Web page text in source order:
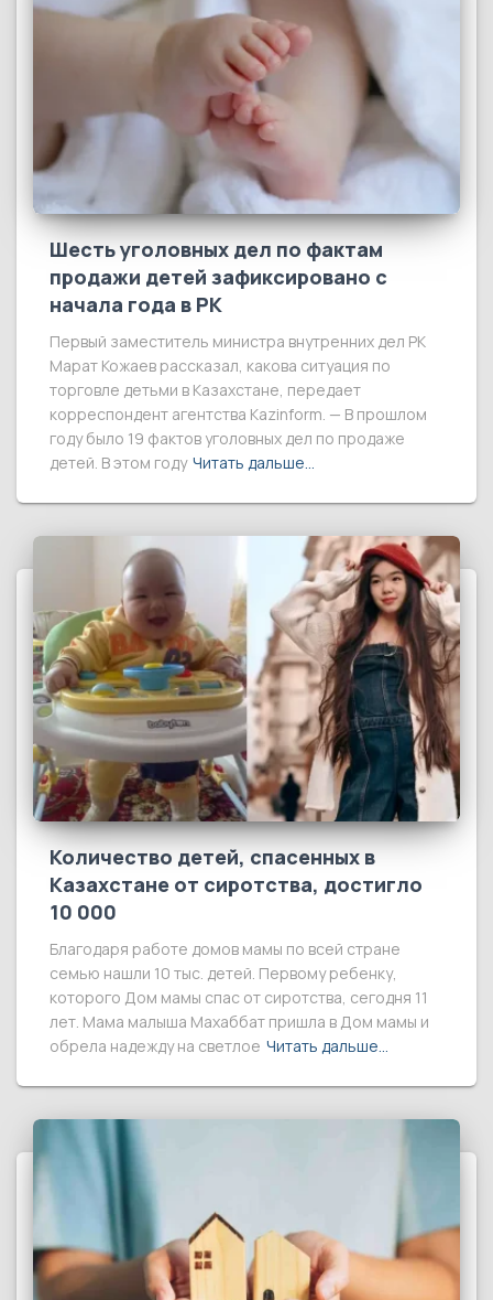
Шесть уголовных дел по фактам
продажи детей зафиксировано с
начала года в РК
Первый заместитель министра внутренних дел РК
Марат Кожаев рассказал, какова ситуация по
торговле детьми в Казахстане, передает
корреспондент агентства Kazinform. — В прошлом
году было 19 фактов уголовных дел по продаже
детей. В этом году Читать дальше…
Количество детей, спасенных в
Казахстане от сиротства, достигло
10 000
Благодаря работе домов мамы по всей стране
семью нашли 10 тыс. детей. Первому ребенку,
которого Дом мамы спас от сиротства, сегодня 11
лет. Мама малыша Махаббат пришла в Дом мамы и
обрела надежду на светлое Читать дальше…